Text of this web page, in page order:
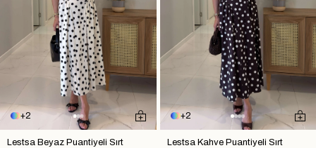
2
Lestsa Beyaz Puantiyeli Sırt
2
Lestsa Kahve Puantiyeli Sırt